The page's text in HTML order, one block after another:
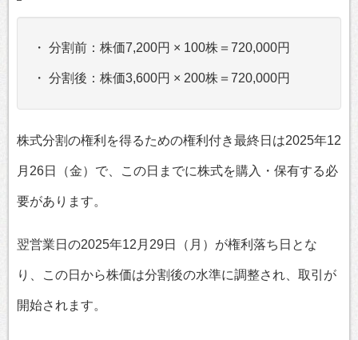
・ 分割前：株価7,200円 × 100株＝720,000円
・ 分割後：株価3,600円 × 200株＝720,000円
株式分割の権利を得るための権利付き最終日は2025年12
月26日（金）で、この日までに株式を購入・保有する必
要があります。
翌営業日の2025年12月29日（月）が権利落ち日とな
り、この日から株価は分割後の水準に調整され、取引が
開始されます。